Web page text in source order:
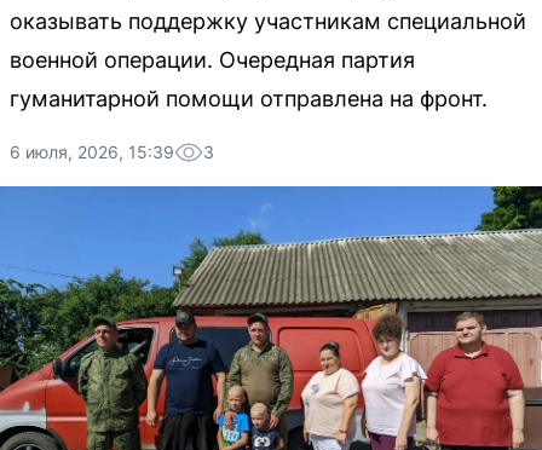
оказывать поддержку участникам специальной
военной операции. Очередная партия
гуманитарной помощи отправлена на фронт.
6 июля, 2026, 15:39 3